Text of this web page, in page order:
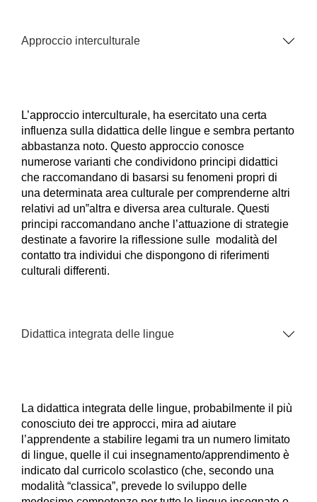
Approccio interculturale
L’approccio interculturale, ha esercitato una certa
influenza sulla didattica delle lingue e sembra pertanto
abbastanza noto. Questo approccio conosce
numerose varianti che condividono principi didattici
che raccomandano di basarsi su fenomeni propri di
una determinata area culturale per comprenderne altri
relativi ad un‟altra e diversa area culturale. Questi
principi raccomandano anche l’attuazione di strategie
destinate a favorire la riflessione sulle modalità del
contatto tra individui che dispongono di riferimenti
culturali differenti.
Didattica integrata delle lingue
La didattica integrata delle lingue, probabilmente il più
conosciuto dei tre approcci, mira ad aiutare
l’apprendente a stabilire legami tra un numero limitato
di lingue, quelle il cui insegnamento/apprendimento è
indicato dal curricolo scolastico (che, secondo una
modalità “classica”, prevede lo sviluppo delle